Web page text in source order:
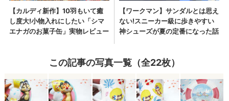
この記事の写真一覧（全22枚）